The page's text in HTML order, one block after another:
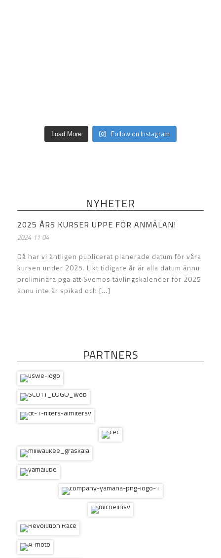
Load More Follow on Instagram
NYHETER
2025 ÅRS KURSER UPPE FÖR ANMÄLAN!
2024-11-04
Då har vi äntligen publicerat planerade datum för våra
kursen under 2025. Likt tidigare år är alla datum ännu
preliminära pga att Svemos tävlingskalender för 2025
ännu inte är spikad och [...]
PARTNERS